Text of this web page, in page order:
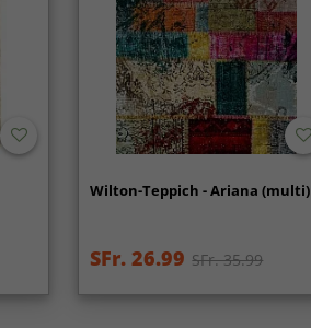
Wilton-Teppich - Ariana (multi)
SFr. 26.99 SFr. 35.99